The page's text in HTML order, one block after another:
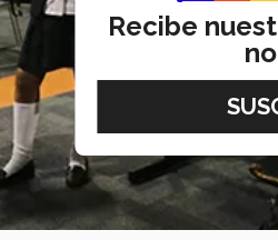
Recibe